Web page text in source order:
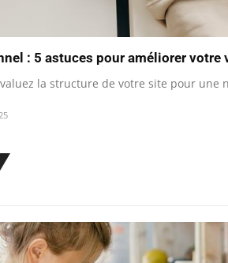
: 5 astuces pour améliorer
la structure de votre site pour